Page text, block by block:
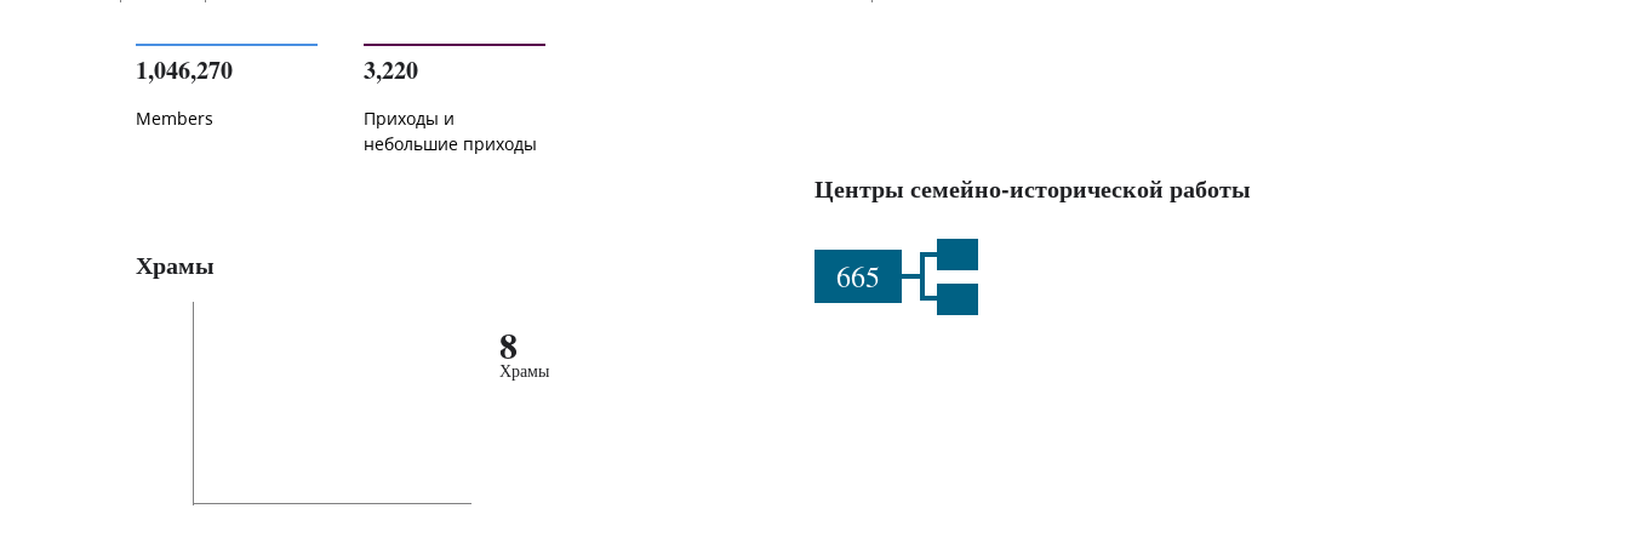
1,046,270
Members
3,220
Приходы и
небольшие приходы
Центры семейно-исторической работы
665
Храмы
8
Храмы